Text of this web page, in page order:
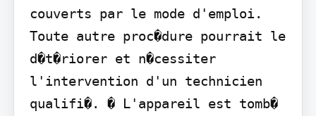
couverts par le mode d'emploi.
Toute autre proc�dure pourrait le
d�t�riorer et n�cessiter
l'intervention d'un technicien
qualifi�. � L'appareil est tomb�